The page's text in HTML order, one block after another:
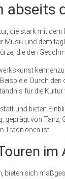
abseits
die stark mit
und dem
die den
Durch
für die Kultur
und bieten
geprägt von Tanz,
Traditionen ist.
im
bieten sich